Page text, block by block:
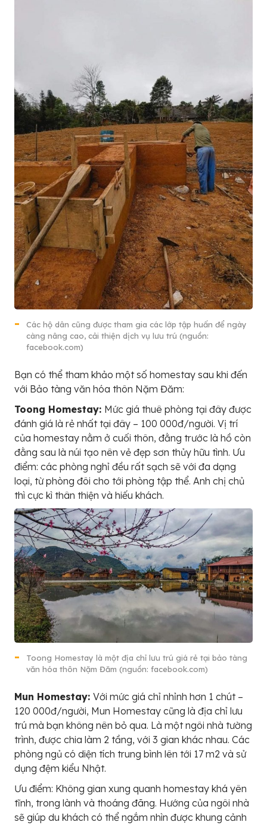
Các hộ dân cũng được tham gia các lớp tập huấn để ngày
càng nâng cao, cải thiện dịch vụ lưu trú (nguồn:
facebook.com)
Bạn có thể tham khảo một số homestay sau khi đến
với Bảo tàng văn hóa thôn Nặm Đăm:
Toong Homestay: Mức giá thuê phòng tại đây được
đánh giá là rẻ nhất tại đây – 100 000đ/người. Vị trí
của homestay nằm ở cuối thôn, đằng trước là hồ còn
đằng sau là núi tạo nên vẻ đẹp sơn thủy hữu tình. Ưu
điểm: các phòng nghỉ đều rất sạch sẽ với đa dạng
loại, từ phòng đôi cho tới phòng tập thể. Anh chị chủ
thì cực kì thân thiện và hiếu khách.
Toong Homestay là một địa chỉ lưu trú giá rẻ tại bảo tàng
văn hóa thôn Nặm Đăm (nguồn: facebook.com)
Mun Homestay: Với mức giá chỉ nhỉnh hơn 1 chút –
120 000đ/người, Mun Homestay cũng là địa chỉ lưu
trú mà bạn không nên bỏ qua. Là một ngôi nhà tường
trình, được chia làm 2 tầng, với 3 gian khác nhau. Các
phòng ngủ có diện tích trung bình lên tới 17 m2 và sử
dụng đệm kiểu Nhật.
Ưu điểm: Không gian xung quanh homestay khá yên
tĩnh, trong lành và thoáng đãng. Hướng của ngôi nhà
sẽ giúp du khách có thể ngắm nhìn được khung cảnh